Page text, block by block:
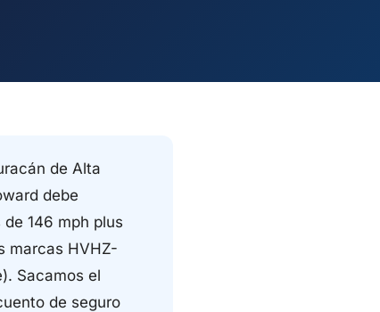
de Alta
debe
146 mph plus
marcas HVHZ-
Sacamos el
de seguro